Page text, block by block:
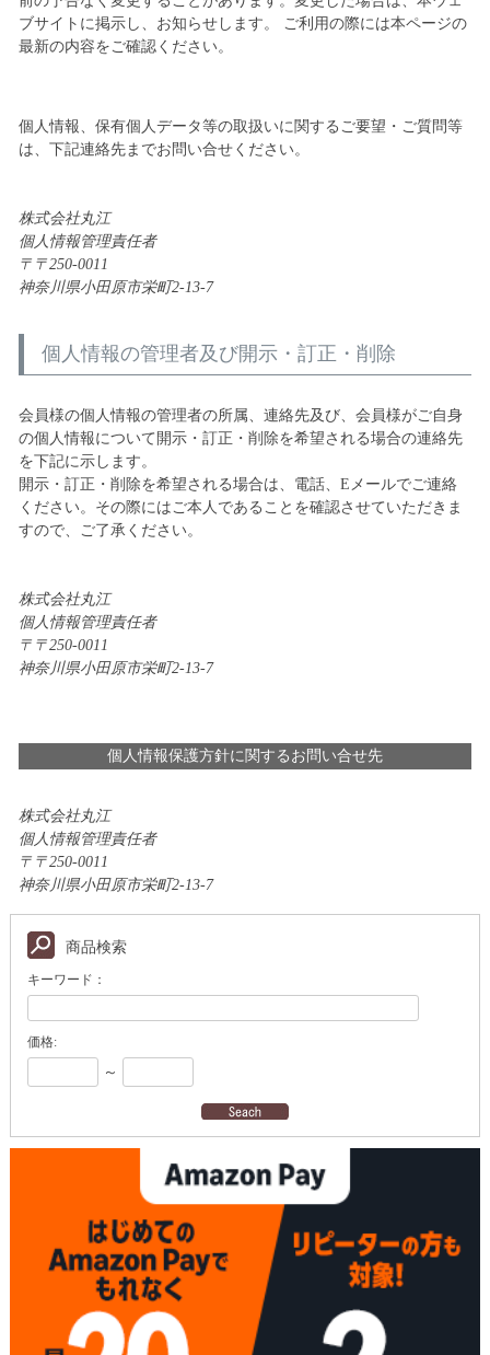
商品検索
キーワード：
価格:
～
ブサイトに掲示し、お知らせします。 ご利用の際には本ページの
最新の内容をご確認ください。
個人情報、保有個人データ等の取扱いに関するご要望・ご質問等
は、下記連絡先までお問い合せください。
株式会社丸江
個人情報管理責任者
〒250-0011
神奈川県小田原市栄町2-13-7
個人情報の管理者及び開示・訂正・削除
会員様の個人情報の管理者の所属、連絡先及び、会員様がご自身
の個人情報について開示・訂正・削除を希望される場合の連絡先
を下記に示します。
開示・訂正・削除を希望される場合は、電話、Eメールでご連絡
ください。その際にはご本人であることを確認させていただきま
すので、ご了承ください。
株式会社丸江
個人情報管理責任者
〒250-0011
神奈川県小田原市栄町2-13-7
個人情報保護方針に関するお問い合せ先
株式会社丸江
個人情報管理責任者
〒250-0011
神奈川県小田原市栄町2-13-7